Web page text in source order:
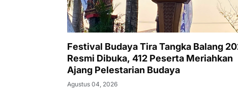
Festival Budaya Tira Tangka Balang
Resmi Dibuka, 412 Peserta Meriahkan
Ajang Pelestarian Budaya
Agustus 04, 2026